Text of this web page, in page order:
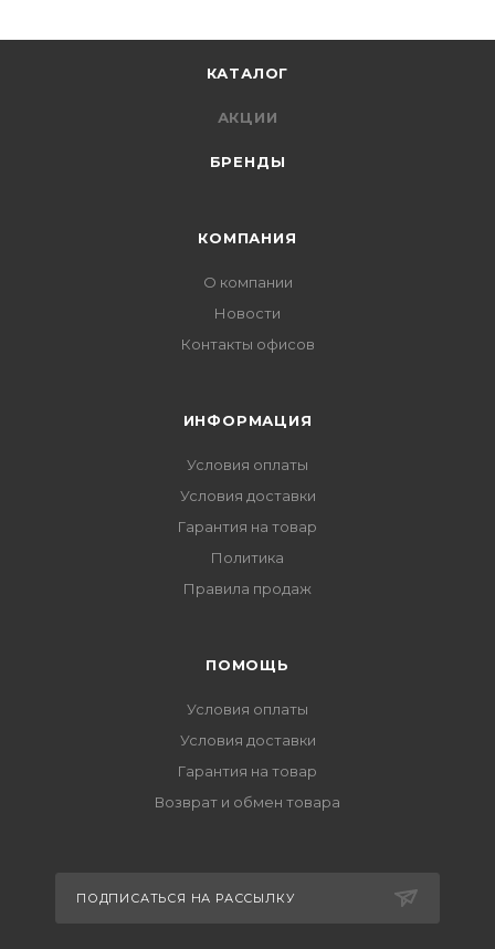
КАТАЛОГ
АКЦИИ
БРЕНДЫ
КОМПАНИЯ
О компании
Новости
Контакты офисов
ИНФОРМАЦИЯ
Условия оплаты
Условия доставки
Гарантия на товар
Политика
Правила продаж
ПОМОЩЬ
Условия оплаты
Условия доставки
Гарантия на товар
Возврат и обмен товара
ПОДПИСАТЬСЯ НА РАССЫЛКУ